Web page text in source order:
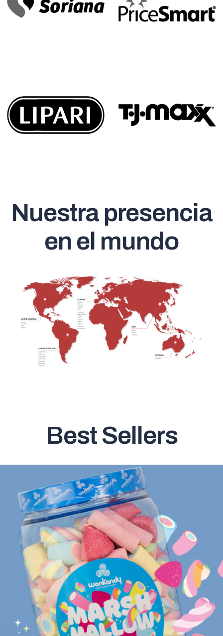
Nuestra presencia
en el mundo
Best Sellers